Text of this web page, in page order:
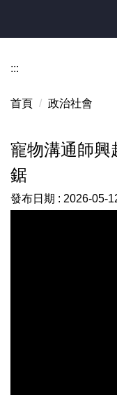
區
:::
首頁 政治社會
寵物溝通師興
鋸
發布日期 : 2026-05-